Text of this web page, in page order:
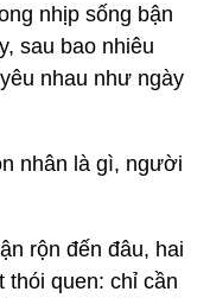
nhịp sống bận
sau bao nhiêu
nhau như ngày
nhân là gì, người
rộn đến đâu, hai
thói quen: chỉ cần